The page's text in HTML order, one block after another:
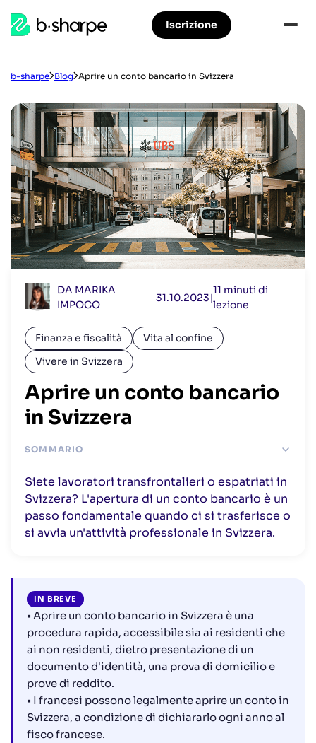
Accedere
principale
Vai
principale
b-
sharpe
Iscrizione
b-sharpe Blog Aprire un conto bancario in Svizzera
DA MARIKA
IMPOCO
31.10.2023|
11 minuti di
lezione
Finanza e fiscalità
Vita al confine
Vivere in Svizzera
Aprire un conto bancario
in Svizzera
SOMMARIO
semplice e veloce
È possibile, per un cittadino francese, aprire un conto
bancario in Svizzera?
Tutto quello che c'è da sapere sulle banche in Svizzera
Siete lavoratori transfrontalieri o espatriati in
Svizzera? L'apertura di un conto bancario è un
passo fondamentale quando ci si trasferisce o
si avvia un'attività professionale in Svizzera.
IN BREVE
• Aprire un conto bancario in Svizzera è una
procedura rapida, accessibile sia ai residenti che
ai non residenti, dietro presentazione di un
documento d'identità, una prova di domicilio e
prove di reddito.
• I francesi possono legalmente aprire un conto in
Svizzera, a condizione di dichiararlo ogni anno al
fisco francese.